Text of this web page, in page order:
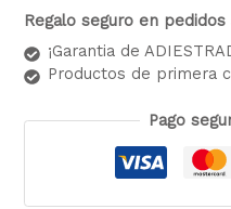
Regalo seguro en
¡Garantia de
Productos de primera
Pago